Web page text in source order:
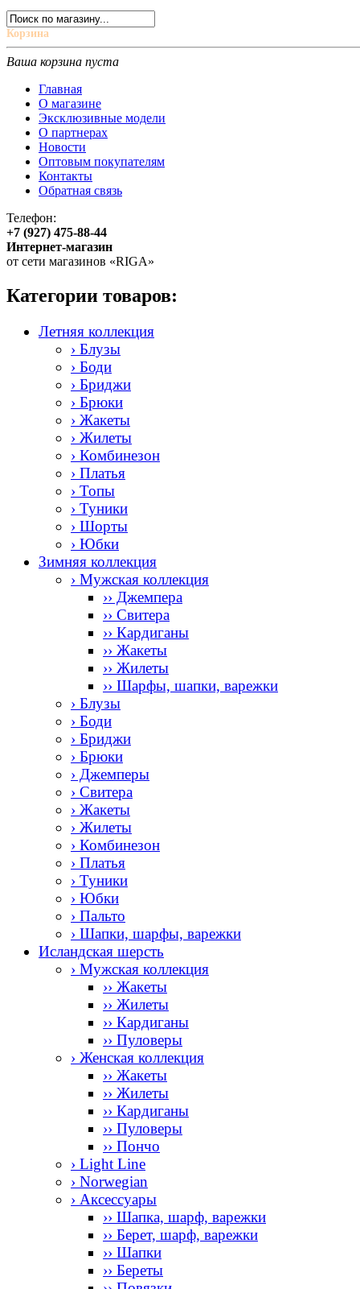
Корзина
Ваша корзина пуста
Главная
О магазине
Эксклюзивные модели
О партнерах
Новости
Оптовым покупателям
Контакты
Обратная связь
Телефон:
+7 (927) 475-88-44
Интернет-магазин
от сети магазинов «RIGA»
Категории товаров:
Летняя коллекция
› Блузы
› Боди
› Бриджи
› Брюки
› Жакеты
› Жилеты
› Комбинезон
› Платья
› Топы
› Туники
› Шорты
› Юбки
Зимняя коллекция
› Мужская коллекция
›› Джемпера
›› Свитера
›› Кардиганы
›› Жакеты
›› Жилеты
›› Шарфы, шапки, варежки
› Блузы
› Боди
› Бриджи
› Брюки
› Джемперы
› Свитера
› Жакеты
› Жилеты
› Комбинезон
› Платья
› Туники
› Юбки
› Пальто
› Шапки, шарфы, варежки
Исландская шерсть
› Мужская коллекция
›› Жакеты
›› Жилеты
›› Кардиганы
›› Пуловеры
› Женская коллекция
›› Жакеты
›› Жилеты
›› Кардиганы
›› Пуловеры
›› Пончо
› Light Line
› Norwegian
› Аксессуары
›› Шапка, шарф, варежки
›› Берет, шарф, варежки
›› Шапки
›› Береты